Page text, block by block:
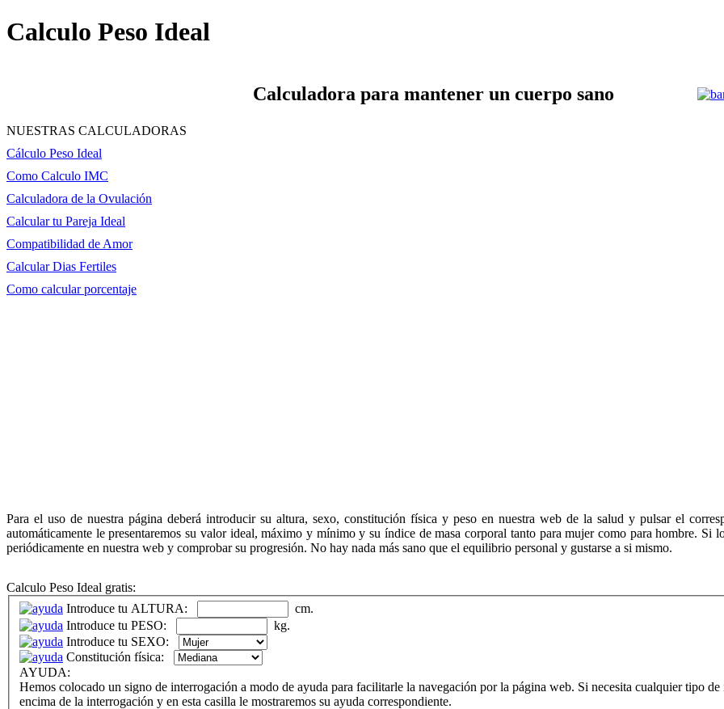
Calculo Peso Ideal
Calculadora para mantener un cuerpo sano
NUESTRAS CALCULADORAS
Cálculo Peso Ideal
Como Calculo IMC
Calculadora de la Ovulación
Calcular tu Pareja Ideal
Compatibilidad de Amor
Calcular Dias Fertiles
Como calcular porcentaje
Para el uso de nuestra página deberá introducir su altura, sexo, constitución física y peso en nuestra web de la salud y pulsar el
automáticamente le presentaremos su valor ideal, máximo y mínimo y su índice de masa corporal tanto para mujer como para hombre. Si
periódicamente en nuestra web y comprobar su progresión. No hay nada más sano que el equilibrio personal y gustarse a si mismo.
Calculo Peso Ideal gratis:
Introduce tu ALTURA:
cm.
Introduce tu PESO:
kg.
Introduce tu SEXO:
Constitución física:
AYUDA:
Hemos colocado un signo de interrogación a modo de ayuda para facilitarle la navegación por la página web. Si necesita cualquier tipo
encima de la interrogación y en esta casilla le mostraremos su ayuda correspondiente.